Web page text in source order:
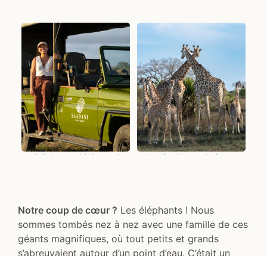
Safari en 4x4 à Saadani
Une famille de girafes au
Notre coup de cœur ? Les éléphants ! Nous
sommes tombés nez à nez avec une famille de ces
géants magnifiques, où tout petits et grands
s’abreuvaient autour d’un point d’eau. C’était un